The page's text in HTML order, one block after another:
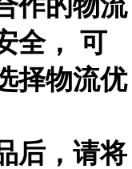
全， 可
择物流优
后，请将